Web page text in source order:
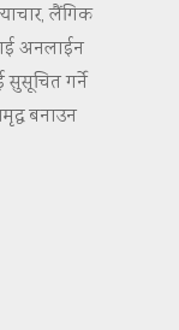
लैंगिक
अनलाईन
सुसूचित गर्ने
बनाउन